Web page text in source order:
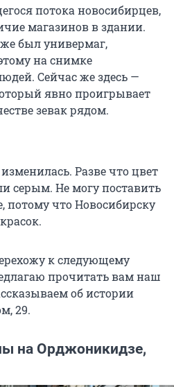
потока новосибирцев,
магазинов в здании.
был универмаг,
на снимке
Сейчас же здесь —
явно проигрывает
зевак рядом.
Разве что цвет
серым. Не могу поставить
потому что Новосибирску
к следующему
прочитать вам наш
об истории
29.
на Орджоникидзе,